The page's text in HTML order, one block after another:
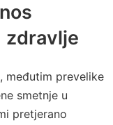
zdravlje
međutim prevelike
smetnje u
pretjerano